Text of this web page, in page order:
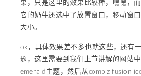
果，只是这里的效果比较棒，嘿嘿，
它的奶牛还选中了放置窗口，移动窗
大小。
ok，具体效果差不多也就这些，还有
题，这里需要到我们上节讲解的网站
emerald主题，然后从compiz fusion